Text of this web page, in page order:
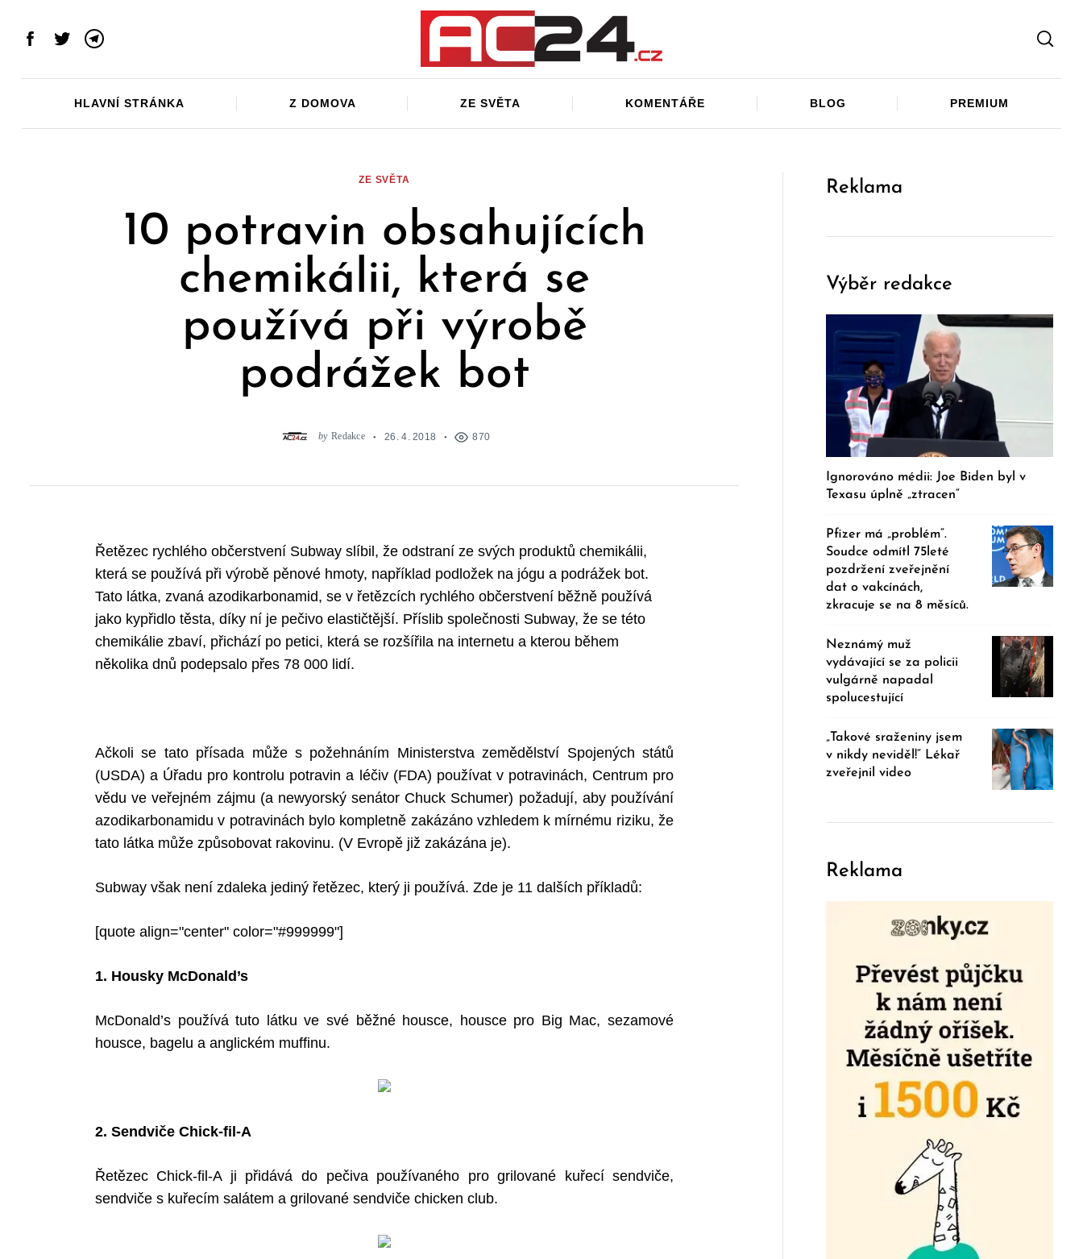
Facebook
TwitterTelegram
HLAVNÍ STRÁNKA Z DOMOVA ZE SVĚTA KOMENTÁŘE BLOG PREMIUM
ZE SVĚTA
10 potravin obsahujících
chemikálii, která se
používá při výrobě
podrážek bot
by Redakce 26. 4. 2018 870
Řetězec rychlého občerstvení Subway slíbil, že odstraní ze svých produktů chemikálii,
která se používá při výrobě pěnové hmoty, například podložek na jógu a podrážek bot.
Tato látka, zvaná azodikarbonamid, se v řetězcích rychlého občerstvení běžně používá
jako kypřidlo těsta, díky ní je pečivo elastičtější. Příslib společnosti Subway, že se této
chemikálie zbaví, přichází po petici, která se rozšířila na internetu a kterou během
několika dnů podepsalo přes 78 000 lidí.
Ačkoli se tato přísada může s požehnáním Ministerstva zemědělství Spojených států
(USDA) a Úřadu pro kontrolu potravin a léčiv (FDA) používat v potravinách, Centrum pro
vědu ve veřejném zájmu (a newyorský senátor Chuck Schumer) požadují, aby používání
azodikarbonamidu v potravinách bylo kompletně zakázáno vzhledem k mírnému riziku, že
tato látka může způsobovat rakovinu. (V Evropě již zakázána je).
Subway však není zdaleka jediný řetězec, který ji používá. Zde je 11 dalších příkladů:
[quote align="center" color="#999999"]
1. Housky McDonald’s
McDonald’s používá tuto látku ve své běžné housce, housce pro Big Mac, sezamové
housce, bagelu a anglickém muffinu.
2. Sendviče Chick-fil-A
Řetězec Chick-fil-A ji přidává do pečiva používaného pro grilované kuřecí sendviče,
sendviče s kuřecím salátem a grilované sendviče chicken club.
Reklama
Výběr redakce
Ignorováno médii: Joe Biden byl v
Texasu úplně „ztracen“
Pfizer má „problém“.
Soudce odmítl 75leté
pozdržení zveřejnění
dat o vakcínách,
zkracuje se na 8 měsíců.
Neznámý muž
vydávající se za policii
vulgárně napadal
spolucestující
„Takové sraženiny jsem
v nikdy neviděl!“ Lékař
zveřejnil video
Reklama